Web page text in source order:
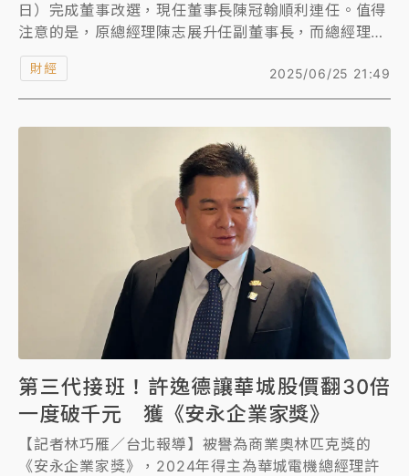
日）完成董事改選，現任董事長陳冠翰順利連任。值得
注意的是，原總經理陳志展升任副董事長，而總經理一
職則由家族二代成員陳冠豪接任，這項人事布局被外界
解讀為愛之味家族二代全面接班的象徵，預示公司營運
策略將邁向新階段。
2025/06/25 21:49
財經
第三代接班！許逸德讓華城股價翻30倍
一度破千元 獲《安永企業家獎》
【記者林巧雁／台北報導】被譽為商業奧林匹克獎的
《安永企業家獎》，2024年得主為華城電機總經理許